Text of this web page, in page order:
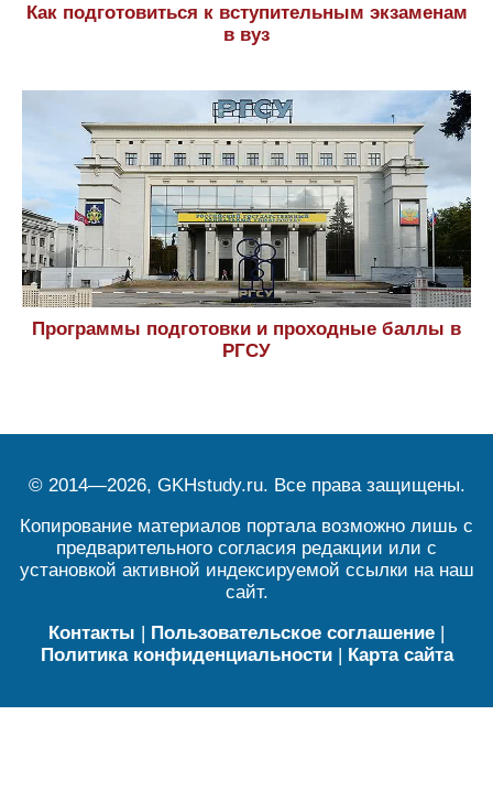
Как подготовиться к вступительным экзаменам
в вуз
Программы подготовки и проходные баллы в
РГСУ
© 2014—2026, GKHstudy.ru. Все права защищены.
Копирование материалов портала возможно лишь с
предварительного согласия редакции или с
установкой активной индексируемой ссылки на наш
сайт.
Контакты | Пользовательское соглашение |
Политика конфиденциальности| Карта сайта